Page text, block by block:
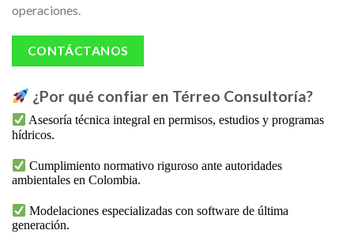
operaciones.
CONTÁCTANOS
¿Por qué confiar en Térreo Consultoría?
Asesoría técnica integral en permisos, estudios y programas
hídricos.
Cumplimiento normativo riguroso ante autoridades
ambientales en Colombia.
Modelaciones especializadas con software de última
generación.